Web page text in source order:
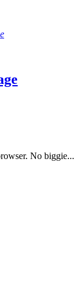
No biggie...